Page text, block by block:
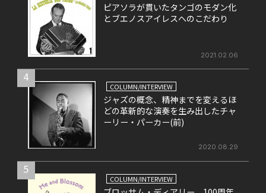
ピアソラが貫いたタンゴのモダン化
とブエノスアイレスへのこだわり
2021.02.06
4
COLUMN/INTERVIEW
ジャズの概念、精神までを変えるほ
どの革新的な演奏を生み出したチャ
ーリー・パーカー(前)
2020.08.29
5
COLUMN/INTERVIEW